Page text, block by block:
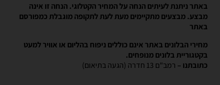
באתר ניתנת לעיתים הנחה על המחיר הקטלוגי. הנחה זו אינה
מבצע. מבצעים מתקיימים מעת לעת לתקופה מוגבלת כמפורסם
באתר
מחירי הבלונים באתר אינם כוללים ניפוח בהליום או אוויר למעט
בקטגוריית בלונים מנופחים.
כתובתנו – רמב"ם 13 חדרה (הגעה בתיאום)